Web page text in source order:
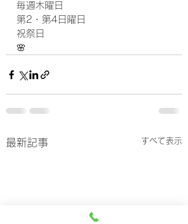
毎週木曜日
第2・第4日曜日
祝祭日
🌸
最新記事 すべて表示